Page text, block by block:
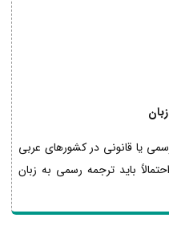
یا قانونی در کشورهای عربی
باید ترجمه رسمی به زبان